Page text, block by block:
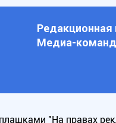
Редакционная
Медиа-
"На правах